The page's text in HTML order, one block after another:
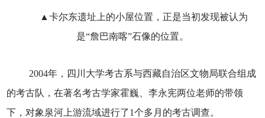
▲卡尔东遗址上的小屋位置，正是当初发现被认为
是“詹巴南喀”石像的位置。
2004年，四川大学考古系与西藏自治区文物局联合组成
的考古队，在著名考古学家霍巍、李永宪两位老师的带领
下，对象泉河上游流域进行了1个多月的考古调查。